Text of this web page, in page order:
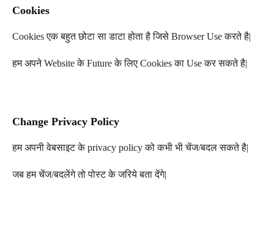
Cookies
Cookiesएक बहुत छोटा सा डाटा होता है जिसे Browser Useकरते है|
हम अपनेWebsiteकेFutureके लिए Cookiesका Useकर सकते है|
Change Privacy Policy
हम अपनी वेबसाइट केprivacy policyको कभी भी चेंज/बदल सकते है|
जब हम चेंज/बदलेंगे तो पोस्ट के जरिये बता देंगे|